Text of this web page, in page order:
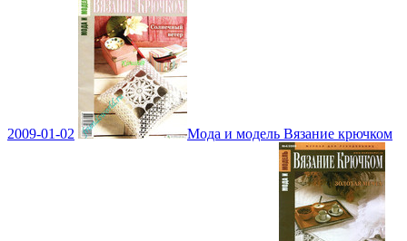
2009-01-02 Мода и модель Вязание крючком